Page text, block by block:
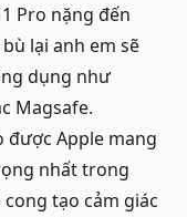
Pro nặng đến
lại anh em sẽ
dụng như
Magsafe.
được Apple mang
nhất trong
tạo cảm giác